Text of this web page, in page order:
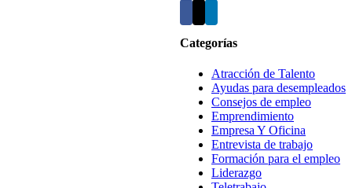
Categorías
Atracción de Talento
Ayudas para desempleados
Consejos de empleo
Emprendimiento
Empresa Y Oficina
Entrevista de trabajo
Formación para el empleo
Liderazgo